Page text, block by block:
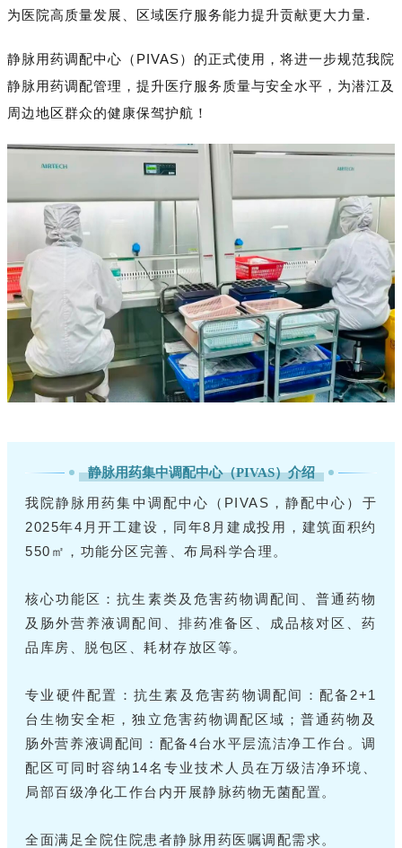
为医院高质量发展、区域医疗服务能力提升贡献更大力量.
静脉用药调配中心（PIVAS）的正式使用，将进一步规范我院
静脉用药调配管理，提升医疗服务质量与安全水平，为潜江及
周边地区群众的健康保驾护航！
静脉用药集中调配中心（PIVAS）介绍
我院静脉用药集中调配中心（PIVAS，静配中心）于
2025年4月开工建设，同年8月建成投用，建筑面积约
550㎡，功能分区完善、布局科学合理。
核心功能区：抗生素类及危害药物调配间、普通药物
及肠外营养液调配间、排药准备区、成品核对区、药
品库房、脱包区、耗材存放区等。
专业硬件配置：抗生素及危害药物调配间：配备2+1
台生物安全柜，独立危害药物调配区域；普通药物及
肠外营养液调配间：配备4台水平层流洁净工作台。调
配区可同时容纳14名专业技术人员在万级洁净环境、
局部百级净化工作台内开展静脉药物无菌配置。
全面满足全院住院患者静脉用药医嘱调配需求。